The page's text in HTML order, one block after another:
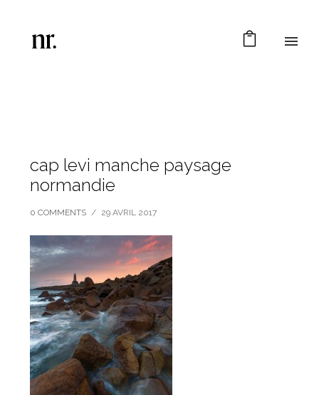
cap levi manche paysage
normandie
0 COMMENTS / 29 AVRIL 2017